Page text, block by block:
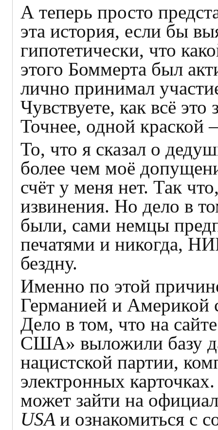
А теперь просто
эта история, если бы
гипотетически, что
этого Боммерта был
лично принимал
Чувствуете, как всё
Точнее, одной краской
То, что я сказал о
более чем моё
счёт у меня нет. Так
извинения. Но дело в
были, сами немцы
печатями и никогда,
бездну.
Именно по этой
Германией и Америкой
Дело в том, что на
США» выложили базу
нацистской партии,
электронных
может зайти на
USA и ознакомиться с